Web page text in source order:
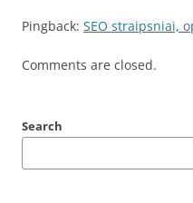
Pingback: SEO straipsniai,
Comments are closed.
Search